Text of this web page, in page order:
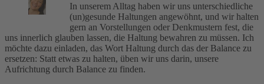
In unserem Alltag haben wir uns unterschiedliche
(un)gesunde Haltungen angewöhnt, und wir halten
gern an Vorstellungen oder Denkmustern fest, die
uns innerlich glauben lassen, die Haltung bewahren zu müssen. Ich
möchte dazu einladen, das Wort Haltung durch das der Balance zu
ersetzen: Statt etwas zu halten, üben wir uns darin, unsere
Aufrichtung durch Balance zu finden.